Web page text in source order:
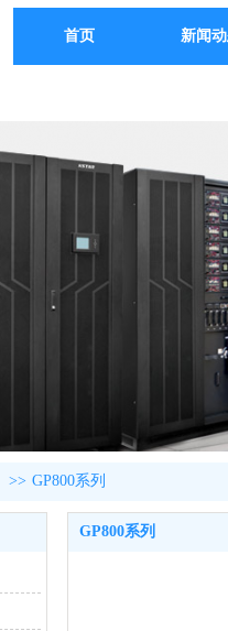
首页 新闻
>> GP800系列
GP800系列